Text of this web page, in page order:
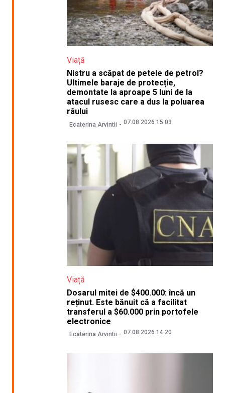
Viață
Nistru a scăpat de petele de petrol?
Ultimele baraje de protecție,
demontate la aproape 5 luni de la
atacul rusesc care a dus la poluarea
râului
Ecaterina Arvintii 07.08.2026 15:03
Viață
Dosarul mitei de $400.000: încă un
reținut. Este bănuit că a facilitat
transferul a $60.000 prin portofele
electronice
Ecaterina Arvintii 07.08.2026 14:20